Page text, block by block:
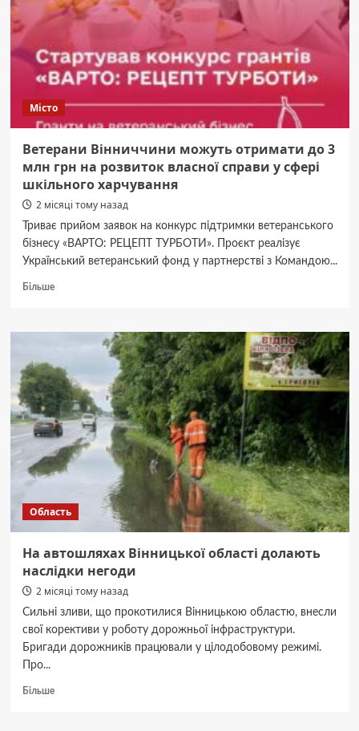
містом
без
Місто
Ветерани Вінниччини можуть отримати до 3
млн грн на розвиток власної справи у сфері
шкільного харчування
2 місяці тому назад
Триває прийом заявок на конкурс підтримки ветеранського
бізнесу «ВАРТО: РЕЦЕПТ ТУРБОТИ». Проєкт реалізує
Український ветеранський фонд у партнерстві з Командою...
БільшеДокладніше
Вінниччини
до
3
млн
грн
на
розвиток
власної
сфері
Область
На автошляхах Вінницької області долають
наслідки негоди
2 місяці тому назад
Сильні зливи, що прокотилися Вінницькою областю, внесли
свої корективи у роботу дорожньої інфраструктури.
Бригади дорожників працювали у цілодобовому режимі.
Про...
БільшеДокладніше